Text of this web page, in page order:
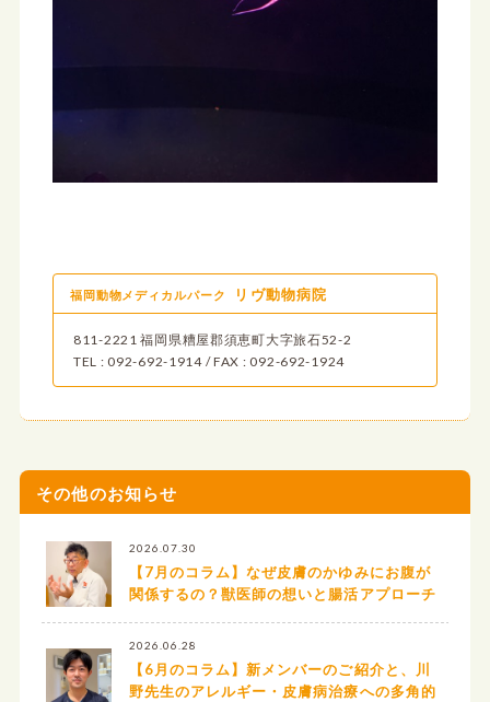
福岡動物メディカルパーク リヴ動物病院
811-2221 福岡県糟屋郡須恵町大字旅石52-2
TEL : 092-692-1914 / FAX : 092-692-1924
その他のお知らせ
2026.07.30
【7月のコラム】なぜ皮膚のかゆみにお腹が
関係するの？獣医師の想いと腸活アプローチ
2026.06.28
【6月のコラム】新メンバーのご紹介と、川
野先生のアレルギー・皮膚病治療への多角的